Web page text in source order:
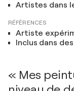
Artistes dans
RÉFÉRENCES
Artiste
Inclus dans
« Mes